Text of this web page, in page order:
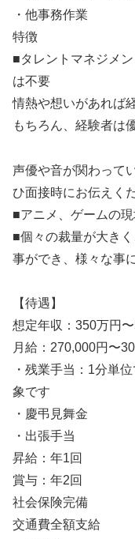
・他事務作業
特徴
■タレントマネジメ
は不要
情熱や想いがあれば
もちろん、経験者は
声優や音が関わって
ひ面接時にお伝えく
■アニメ、ゲームの
■個々の裁量が大き
事ができ、様々な事
【待遇】
想定年収：350万円
月給：270,000円〜
・残業手当：1分単
象です
・慶弔見舞金
・出張手当
昇給：年1回
賞与：年2回
社会保険完備
交通費全額支給